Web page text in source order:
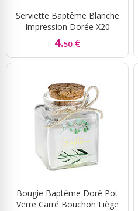
Serviette Baptême Blanche
Impression Dorée X20
4.50 €
Bougie Baptême Doré Pot
Verre Carré Bouchon Liège